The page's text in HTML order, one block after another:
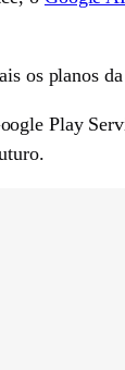
os planos
Play